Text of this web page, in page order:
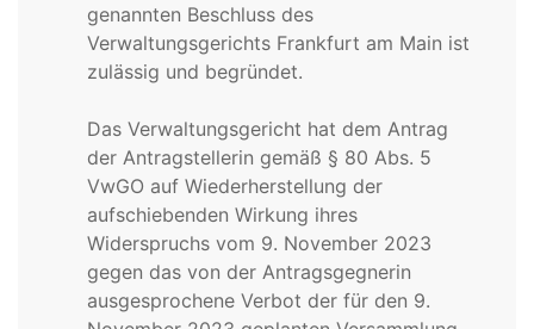
genannten Beschluss des
Verwaltungsgerichts Frankfurt am Main ist
zulässig und begründet.
Das Verwaltungsgericht hat dem Antrag
der Antragstellerin gemäß § 80 Abs. 5
VwGO auf Wiederherstellung der
aufschiebenden Wirkung ihres
Widerspruchs vom 9. November 2023
gegen das von der Antragsgegnerin
ausgesprochene Verbot der für den 9.